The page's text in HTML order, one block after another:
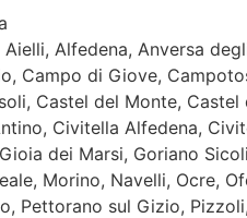
Aielli, Alfedena, Anversa
Campo di Giove,
Castel del Monte,
Civitella Alfedena,
dei Marsi, Goriano
Morino, Navelli, Ocre,
Pettorano sul Gizio,